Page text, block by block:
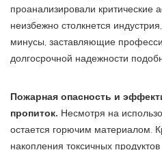
проанализировали критические
неизбежно столкнется
минусы, заставляющие
долгосрочной надежности
Пожарная опасность и
пропиток. Несмотря на
остается горючим материалом.
накопления токсичных